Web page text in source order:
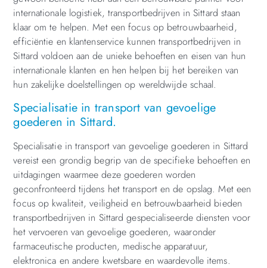
internationale logistiek, transportbedrijven in Sittard staan
klaar om te helpen. Met een focus op betrouwbaarheid,
efficiëntie en klantenservice kunnen transportbedrijven in
Sittard voldoen aan de unieke behoeften en eisen van hun
internationale klanten en hen helpen bij het bereiken van
hun zakelijke doelstellingen op wereldwijde schaal.
Specialisatie in transport van gevoelige
goederen in Sittard.
Specialisatie in transport van gevoelige goederen in Sittard
vereist een grondig begrip van de specifieke behoeften en
uitdagingen waarmee deze goederen worden
geconfronteerd tijdens het transport en de opslag. Met een
focus op kwaliteit, veiligheid en betrouwbaarheid bieden
transportbedrijven in Sittard gespecialiseerde diensten voor
het vervoeren van gevoelige goederen, waaronder
farmaceutische producten, medische apparatuur,
elektronica en andere kwetsbare en waardevolle items.